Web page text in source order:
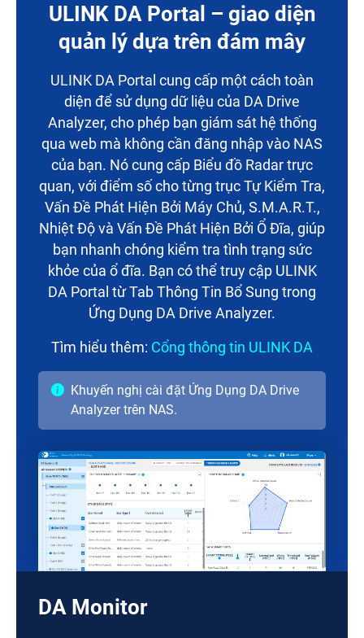
ULINK DA Portal – giao diện
quản lý dựa trên đám mây
ULINK DA Portal cung cấp một cách toàn
diện để sử dụng dữ liệu của DA Drive
Analyzer, cho phép bạn giám sát hệ thống
qua web mà không cần đăng nhập vào NAS
của bạn. Nó cung cấp Biểu đồ Radar trực
quan, với điểm số cho từng trục Tự Kiểm Tra,
Vấn Đề Phát Hiện Bởi Máy Chủ, S.M.A.R.T.,
Nhiệt Độ và Vấn Đề Phát Hiện Bởi Ổ Đĩa, giúp
bạn nhanh chóng kiểm tra tình trạng sức
khỏe của ổ đĩa. Bạn có thể truy cập ULINK
DA Portal từ Tab Thông Tin Bổ Sung trong
Ứng Dụng DA Drive Analyzer.
Tìm hiểu thêm: Cổng thông tin ULINK DA
Khuyến nghị cài đặt Ứng Dụng DA Drive
Analyzer trên NAS.
DA Monitor